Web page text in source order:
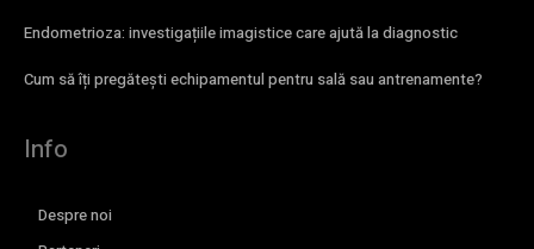
Endometrioza: investigațiile imagistice care ajută la diagnostic
Cum să îți pregătești echipamentul pentru sală sau antrenamente?
Info
Despre noi